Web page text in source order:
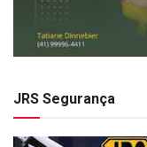
JRS Segurança